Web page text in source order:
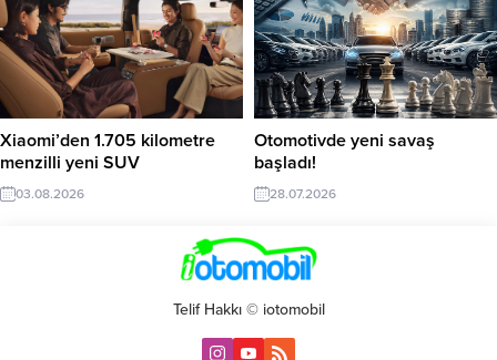
Xiaomi’den 1.705 kilometre
menzilli yeni SUV
03.08.2026
Otomotivde yeni savaş
başladı!
28.07.2026
Telif Hakkı © iotomobil